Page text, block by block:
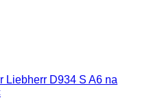
Liebherr D934 S A6 na